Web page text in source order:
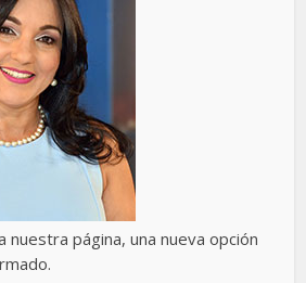
nuestra página, una nueva opción